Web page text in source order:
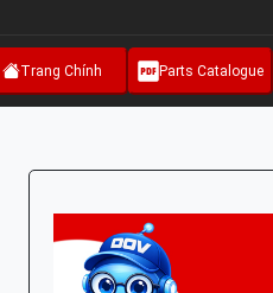
Trang Chính Parts Catalogue